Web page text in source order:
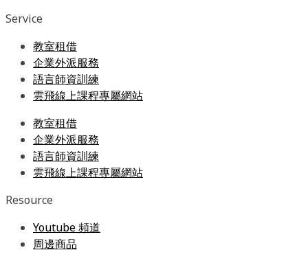
Service
教室租借
企業外派服務
語言師資訓練
雲飛線上課程專屬網站
教室租借
企業外派服務
語言師資訓練
雲飛線上課程專屬網站
Resource
Youtube 頻道
周邊商品